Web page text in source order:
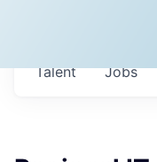
Jobs
Talent